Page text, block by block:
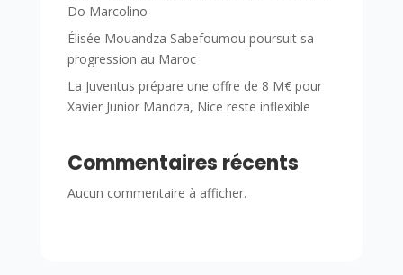
Do Marcolino
Élisée Mouandza Sabefoumou poursuit sa
progression au Maroc
La Juventus prépare une offre de 8 M€ pour
Xavier Junior Mandza, Nice reste inflexible
Commentaires récents
Aucun commentaire à afficher.